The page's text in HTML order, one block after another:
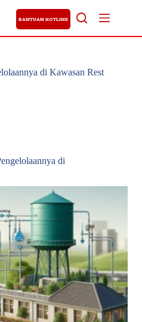
BANTUAN HOTLINE
di Kawasan Rest
di